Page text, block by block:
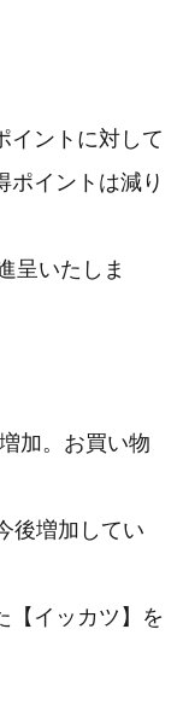
イントに対して
ポイントは減り
呈いたしま
加。お買い物
後増加してい
【イッカツ】を